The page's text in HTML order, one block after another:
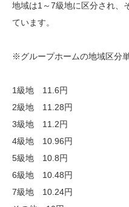
地域は1～7級地に区分され、
ています。
※グループホームの地域区分
1級地 11.6円
2級地 11.28円
3級地 11.2円
4級地 10.96円
5級地 10.8円
6級地 10.48円
7級地 10.24円